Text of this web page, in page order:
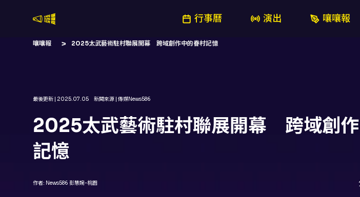
行事曆 演出 嚷嚷報
嚷嚷報 2025太武藝術駐村聯展開幕 跨域創作中的眷村記憶
最後更新 | 2025.07.05 新聞來源 | 傳媒News586
2025太武藝術駐村聯展開幕 跨域創
記憶
作者: News586 彭慧婉-桃園